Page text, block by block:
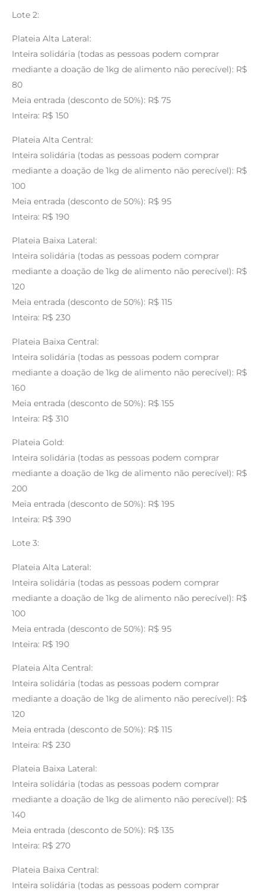
Lote 2:
Plateia Alta Lateral:
Inteira solidária (todas as pessoas podem comprar
mediante a doação de 1kg de alimento não perecível): R$
80
Meia entrada (desconto de 50%): R$ 75
Inteira: R$ 150
Plateia Alta Central:
Inteira solidária (todas as pessoas podem comprar
mediante a doação de 1kg de alimento não perecível): R$
100
Meia entrada (desconto de 50%): R$ 95
Inteira: R$ 190
Plateia Baixa Lateral:
Inteira solidária (todas as pessoas podem comprar
mediante a doação de 1kg de alimento não perecível): R$
120
Meia entrada (desconto de 50%): R$ 115
Inteira: R$ 230
Plateia Baixa Central:
Inteira solidária (todas as pessoas podem comprar
mediante a doação de 1kg de alimento não perecível): R$
160
Meia entrada (desconto de 50%): R$ 155
Inteira: R$ 310
Plateia Gold:
Inteira solidária (todas as pessoas podem comprar
mediante a doação de 1kg de alimento não perecível): R$
200
Meia entrada (desconto de 50%): R$ 195
Inteira: R$ 390
Lote 3:
Plateia Alta Lateral:
Inteira solidária (todas as pessoas podem comprar
mediante a doação de 1kg de alimento não perecível): R$
100
Meia entrada (desconto de 50%): R$ 95
Inteira: R$ 190
Plateia Alta Central:
Inteira solidária (todas as pessoas podem comprar
mediante a doação de 1kg de alimento não perecível): R$
120
Meia entrada (desconto de 50%): R$ 115
Inteira: R$ 230
Plateia Baixa Lateral:
Inteira solidária (todas as pessoas podem comprar
mediante a doação de 1kg de alimento não perecível): R$
140
Meia entrada (desconto de 50%): R$ 135
Inteira: R$ 270
Plateia Baixa Central:
Inteira solidária (todas as pessoas podem comprar